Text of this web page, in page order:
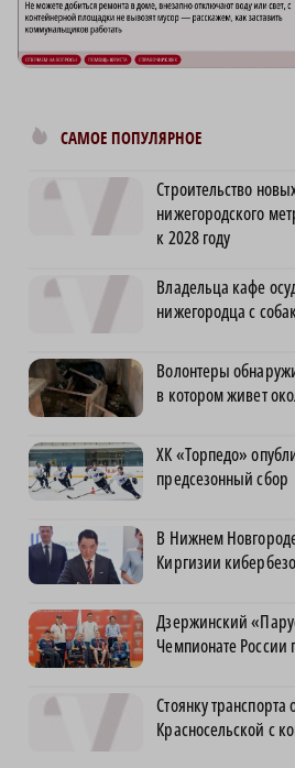
САМОЕ ПОПУЛЯРНОЕ
Строительство
нижегородского
к 2028 году
Владельца кафе
нижегородца с
Волонтеры
в котором живет
ХК «Торпедо»
предсезонный сбор
В Нижнем
Киргизии
Дзержинский
Чемпионате России
Стоянку
Красносельской с